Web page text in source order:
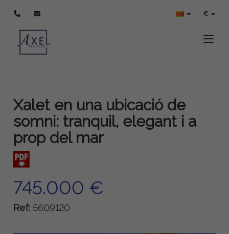
€
Xalet en una ubicació de
somni: tranquil, elegant i a
prop del mar
745.000 €
Ref: 5609120